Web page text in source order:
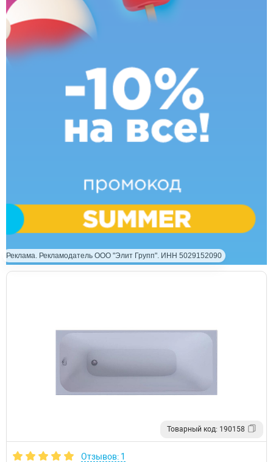
Реклама. Рекламодатель ООО "Элит Групп". ИНН 5029152090
Товарный код: 190158
Отзывов: 1